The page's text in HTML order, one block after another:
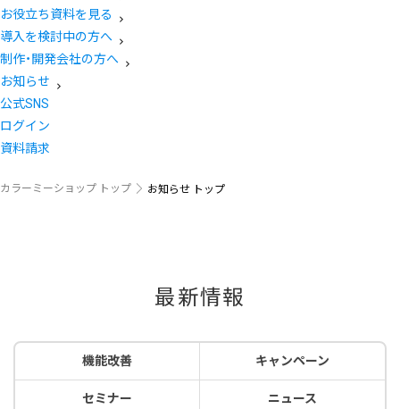
お役立ち資料を見る
導入を検討中の方へ
制作・開発会社の方へ
お知らせ
公式SNS
ログイン
資料請求
カラーミーショップ トップ お知らせ トップ
最新情報
機能改善 キャンペーン
セミナー ニュース